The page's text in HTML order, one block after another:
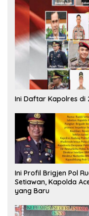
Ini Daftar Kapolres di
Ini Profil Brigjen Pol
Setiawan, Kapolda
yang Baru